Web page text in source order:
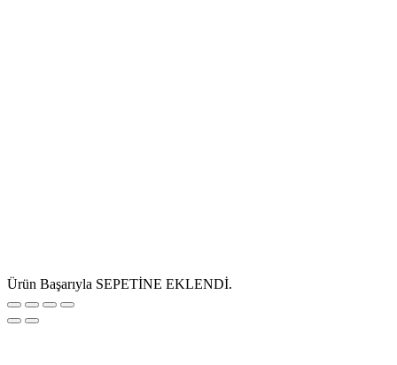
Ürün Başarıyla SEPETİNE EKLENDİ.